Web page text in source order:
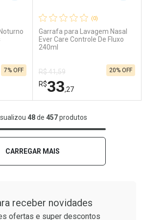
Comprar sem Desconto
Por R$ 2,39/cada
Comprar sem Desconto
Por R$ 2,39/cada
7% OFF
FECHAR
FECHAR
(0)
Garrafa para Lavagem Nasal
Ever Care Controle De Fluxo
240ml
R$ 41,59
R$33,27
20% OFF
Laboratório
Por Menos
48de 457produtos
CARREGAR MAIS
receber novidades
ofertas e super descontos